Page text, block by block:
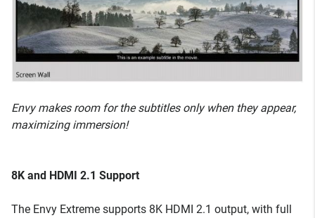
Envy makes room for the subtitles only when they appear,
maximizing immersion!
8K and HDMI 2.1 Support
The Envy Extreme supports 8K HDMI 2.1 output, with full